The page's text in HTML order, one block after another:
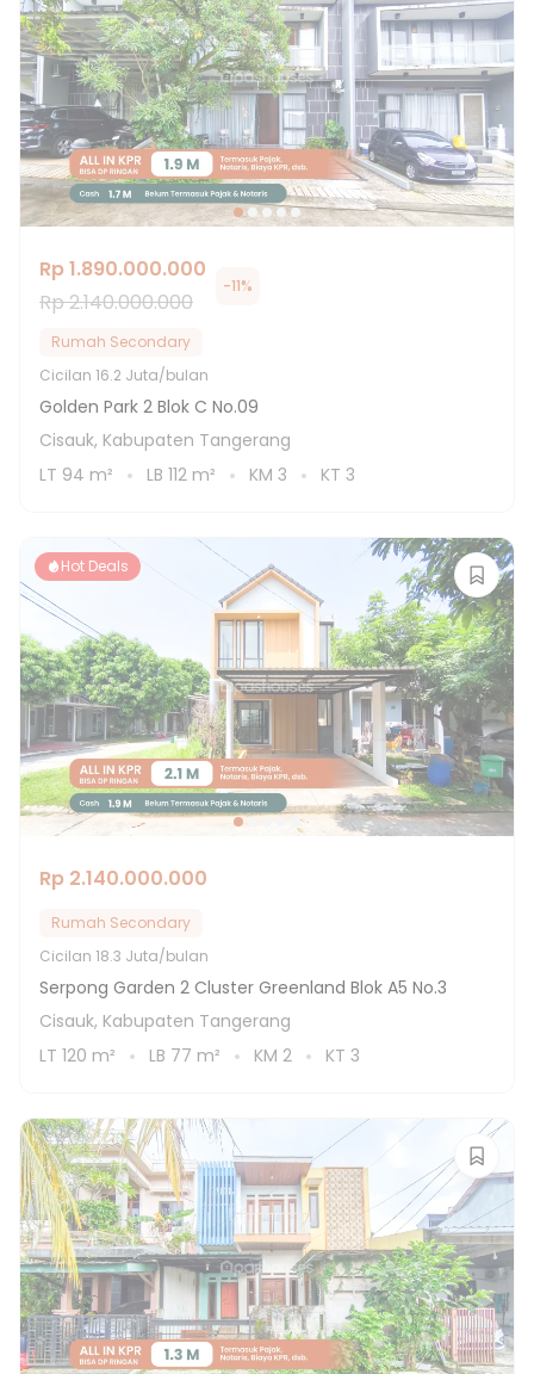
Rp 1.890.000.000
Rp 2.140.000.000
-11%
Rumah Secondary
Cicilan 16.2 Juta/bulan
Golden Park 2 Blok C No.09
Cisauk, Kabupaten Tangerang
LT 94 m² LB 112 m² KM 3 KT 3
Hot Deals
Rp 2.140.000.000
Rumah Secondary
Cicilan 18.3 Juta/bulan
Serpong Garden 2 Cluster Greenland Blok A5 No.3
Cisauk, Kabupaten Tangerang
LT 120 m² LB 77 m² KM 2 KT 3